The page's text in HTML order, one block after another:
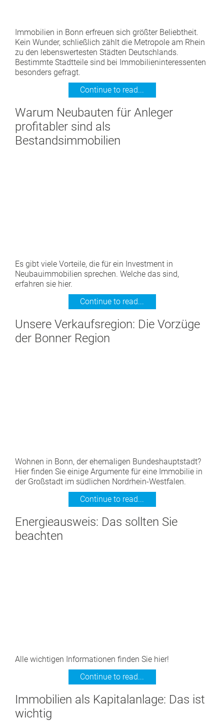
Immobilien in Bonn erfreuen sich größter Beliebtheit.
Kein Wunder, schließlich zählt die Metropole am Rhein
zu den lebenswertesten Städten Deutschlands.
Bestimmte Stadtteile sind bei Immobilieninteressenten
besonders gefragt.
Continue to read...
Warum Neubauten für Anleger
profitabler sind als
Bestandsimmobilien
Es gibt viele Vorteile, die für ein Investment in
Neubauimmobilien sprechen. Welche das sind,
erfahren sie hier.
Continue to read...
Unsere Verkaufsregion: Die Vorzüge
der Bonner Region
Wohnen in Bonn, der ehemaligen Bundeshauptstadt?
Hier finden Sie einige Argumente für eine Immobilie in
der Großstadt im südlichen Nordrhein-Westfalen.
Continue to read...
Energieausweis: Das sollten Sie
beachten
Alle wichtigen Informationen finden Sie hier!
Continue to read...
Immobilien als Kapitalanlage: Das ist
wichtig